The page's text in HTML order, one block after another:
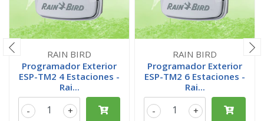
RAIN BIRD
Programador Exterior
ESP-TM2 4 Estaciones -
Rai...
+
-
RAIN BIRD
Programador Exterior
ESP-TM2 6 Estaciones -
Rai...
+
-